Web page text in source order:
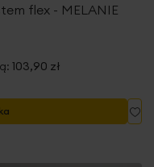
flex - MELANIE
103,90 zł